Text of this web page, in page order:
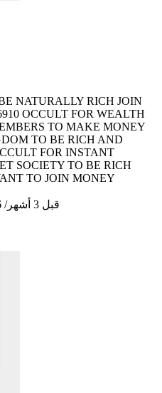
NATURALLY RICH JOIN
OCCULT FOR WEALTH
TO MAKE MONEY
TO BE RICH AND
FOR INSTANT
SOCIETY TO BE RICH
TO JOIN MONEY
قبل 3 أشهر /